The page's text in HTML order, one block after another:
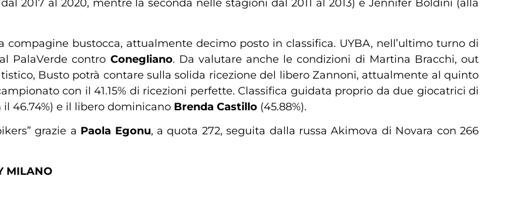
2017 al 2020, mentre la seconda nelle stagioni dal 2011 al 2013) e Jennifer Boldini (alla
compagine bustocca, attualmente decimo posto in classifica. UYBA, nell’ultimo turno di
PalaVerde contro Conegliano. Da valutare anche le condizioni di Martina Bracchi, out
Busto potrà contare sulla solida ricezione del libero Zannoni, attualmente al quinto
con il 41.15% di ricezioni perfette. Classifica guidata proprio da due giocatrici di
il 46.74%) e il libero dominicano Brenda Castillo (45.88%).
grazie a Paola Egonu, a quota 272, seguita dalla russa Akimova di Novara con 266
MILANO